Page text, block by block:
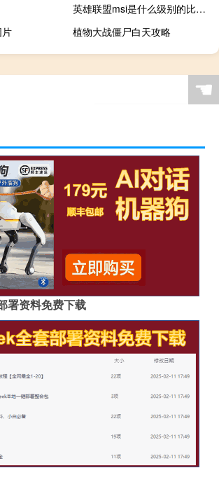
英雄联盟msi是什么级别的比赛（英雄联盟msi级别介绍）
植物大战僵尸白天攻略
☚
署资料免费下载